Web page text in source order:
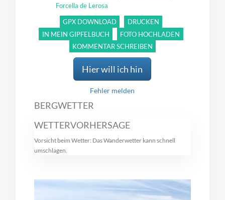
Forcella de Lerosa
GPX DOWNLOAD
DRUCKEN
IN MEIN GIPFELBUCH
FOTO HOCHLADEN
KOMMENTAR SCHREIBEN
Hier will ich hin
Fehler melden
BERGWETTER
WETTERVORHERSAGE
Vorsicht beim Wetter: Das Wanderwetter kann schnell
umschlagen.